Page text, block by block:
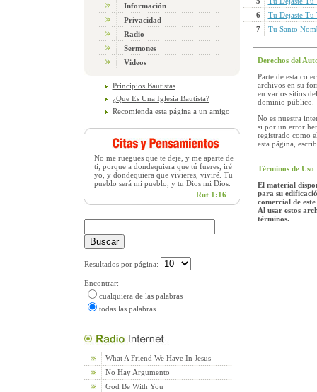
Información
Privacidad
Radio
Sermones
Videos
Principios Bautistas
¿Que Es Una Iglesia Bautista?
Recomienda esta página a un amigo
No me ruegues que te deje, y me aparte de
ti; porque a dondequiera que tú fueres, iré
yo, y dondequiera que vivieres, viviré. Tu
pueblo será mi pueblo, y tu Dios mi Dios.
Rut 1:16
Resultados por página:
Encontrar:
cualquiera de las palabras
todas las palabras
What A Friend We Have In Jesus
No Hay Argumento
God Be With You
6
Tu Dejaste Tu
7
Tu Santo
Derechos del
Parte de esta
archivos en su
en varios sitios
dominio público.
No es nuestra
si por un error
registrado como
esta página,
Términos de Uso
El material
para su
comercial de
Al usar estos
términos.